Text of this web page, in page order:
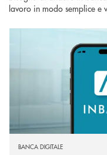
lavoro in modo semplice e
Scopri di più Inbank app :
BANCA DIGITALE